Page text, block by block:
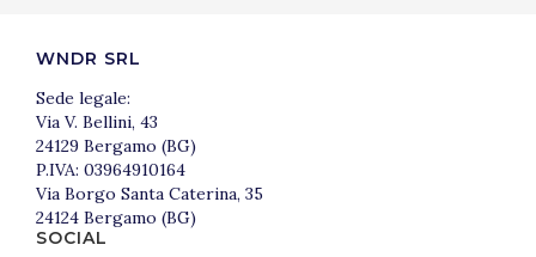
WNDR SRL
Sede legale:
Via V. Bellini, 43
24129 Bergamo (BG)
P.IVA: 03964910164
Via Borgo Santa Caterina, 35
24124 Bergamo (BG)
SOCIAL